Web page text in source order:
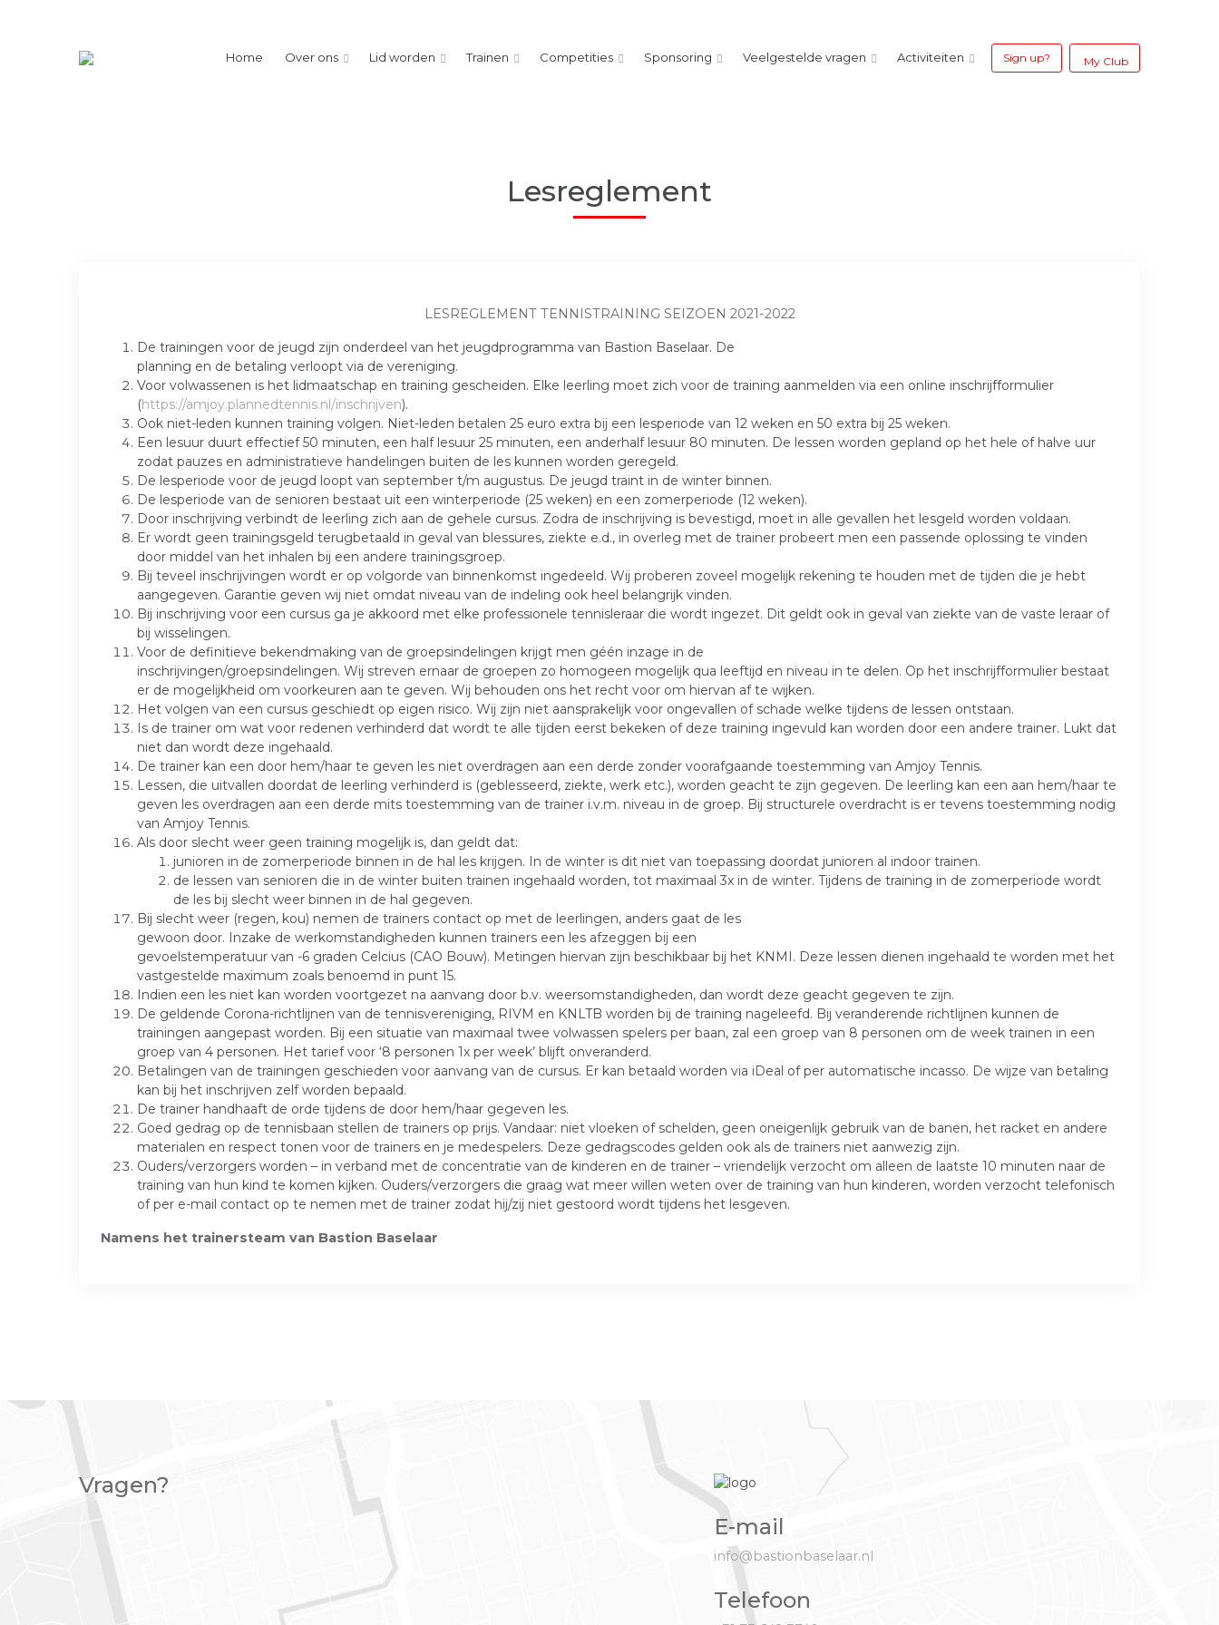
Home Over ons Lid worden Trainen Competities Sponsoring Veelgestelde vragen Activiteiten Sign up? My Club
Lesreglement
LESREGLEMENT TENNISTRAINING SEIZOEN 2021-2022
De trainingen voor de jeugd zijn onderdeel van het jeugdprogramma van Bastion Baselaar. De
planning en de betaling verloopt via de vereniging.
Voor volwassenen is het lidmaatschap en training gescheiden. Elke leerling moet zich voor de training aanmelden via een online inschrijfformulier
(https://amjoy.plannedtennis.nl/inschrijven).
Ook niet-leden kunnen training volgen. Niet-leden betalen 25 euro extra bij een lesperiode van 12 weken en 50 extra bij 25 weken.
Een lesuur duurt effectief 50 minuten, een half lesuur 25 minuten, een anderhalf lesuur 80 minuten. De lessen worden gepland op het hele of halve uur
zodat pauzes en administratieve handelingen buiten de les kunnen worden geregeld.
De lesperiode voor de jeugd loopt van september t/m augustus. De jeugd traint in de winter binnen.
De lesperiode van de senioren bestaat uit een winterperiode (25 weken) en een zomerperiode (12 weken).
Door inschrijving verbindt de leerling zich aan de gehele cursus. Zodra de inschrijving is bevestigd, moet in alle gevallen het lesgeld worden voldaan.
Er wordt geen trainingsgeld terugbetaald in geval van blessures, ziekte e.d., in overleg met de trainer probeert men een passende oplossing te vinden
door middel van het inhalen bij een andere trainingsgroep.
Bij teveel inschrijvingen wordt er op volgorde van binnenkomst ingedeeld. Wij proberen zoveel mogelijk rekening te houden met de tijden die je hebt
aangegeven. Garantie geven wij niet omdat niveau van de indeling ook heel belangrijk vinden.
Bij inschrijving voor een cursus ga je akkoord met elke professionele tennisleraar die wordt ingezet. Dit geldt ook in geval van ziekte van de vaste leraar of
bij wisselingen.
Voor de definitieve bekendmaking van de groepsindelingen krijgt men géén inzage in de
inschrijvingen/groepsindelingen. Wij streven ernaar de groepen zo homogeen mogelijk qua leeftijd en niveau in te delen. Op het inschrijfformulier bestaat
er de mogelijkheid om voorkeuren aan te geven. Wij behouden ons het recht voor om hiervan af te wijken.
Het volgen van een cursus geschiedt op eigen risico. Wij zijn niet aansprakelijk voor ongevallen of schade welke tijdens de lessen ontstaan.
Is de trainer om wat voor redenen verhinderd dat wordt te alle tijden eerst bekeken of deze training ingevuld kan worden door een andere trainer. Lukt dat
niet dan wordt deze ingehaald.
De trainer kan een door hem/haar te geven les niet overdragen aan een derde zonder voorafgaande toestemming van Amjoy Tennis.
Lessen, die uitvallen doordat de leerling verhinderd is (geblesseerd, ziekte, werk etc.), worden geacht te zijn gegeven. De leerling kan een aan hem/haar te
geven les overdragen aan een derde mits toestemming van de trainer i.v.m. niveau in de groep. Bij structurele overdracht is er tevens toestemming nodig
van Amjoy Tennis.
Als door slecht weer geen training mogelijk is, dan geldt dat:
junioren in de zomerperiode binnen in de hal les krijgen. In de winter is dit niet van toepassing doordat junioren al indoor trainen.
de lessen van senioren die in de winter buiten trainen ingehaald worden, tot maximaal 3x in de winter. Tijdens de training in de zomerperiode wordt
de les bij slecht weer binnen in de hal gegeven.
Bij slecht weer (regen, kou) nemen de trainers contact op met de leerlingen, anders gaat de les
gewoon door. Inzake de werkomstandigheden kunnen trainers een les afzeggen bij een
gevoelstemperatuur van -6 graden Celcius (CAO Bouw). Metingen hiervan zijn beschikbaar bij het KNMI. Deze lessen dienen ingehaald te worden met het
vastgestelde maximum zoals benoemd in punt 15.
Indien een les niet kan worden voortgezet na aanvang door b.v. weersomstandigheden, dan wordt deze geacht gegeven te zijn.
De geldende Corona-richtlijnen van de tennisvereniging, RIVM en KNLTB worden bij de training nageleefd. Bij veranderende richtlijnen kunnen de
trainingen aangepast worden. Bij een situatie van maximaal twee volwassen spelers per baan, zal een groep van 8 personen om de week trainen in een
groep van 4 personen. Het tarief voor ‘8 personen 1x per week’ blijft onveranderd.
Betalingen van de trainingen geschieden voor aanvang van de cursus. Er kan betaald worden via iDeal of per automatische incasso. De wijze van betaling
kan bij het inschrijven zelf worden bepaald.
De trainer handhaaft de orde tijdens de door hem/haar gegeven les.
Goed gedrag op de tennisbaan stellen de trainers op prijs. Vandaar: niet vloeken of schelden, geen oneigenlijk gebruik van de banen, het racket en andere
materialen en respect tonen voor de trainers en je medespelers. Deze gedragscodes gelden ook als de trainers niet aanwezig zijn.
Ouders/verzorgers worden – in verband met de concentratie van de kinderen en de trainer – vriendelijk verzocht om alleen de laatste 10 minuten naar de
training van hun kind te komen kijken. Ouders/verzorgers die graag wat meer willen weten over de training van hun kinderen, worden verzocht telefonisch
of per e-mail contact op te nemen met de trainer zodat hij/zij niet gestoord wordt tijdens het lesgeven.
Namens het trainersteam van Bastion Baselaar
Vragen?
E-mail
info@bastionbaselaar.nl
Telefoon